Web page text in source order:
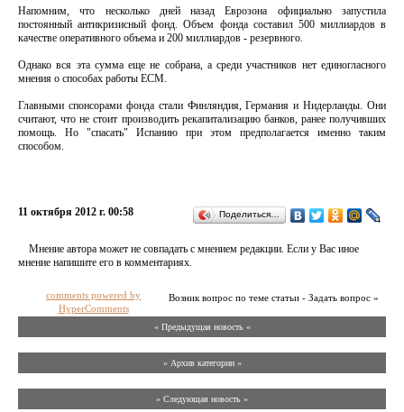
Напомним, что несколько дней назад Еврозона официально запустила
постоянный антикризисный фонд. Объем фонда составил 500 миллиардов в
качестве оперативного объема и 200 миллиардов - резервного.
Однако вся эта сумма еще не собрана, а среди участников нет единогласного
мнения о способах работы ЕСМ.
Главными спонсорами фонда стали Финляндия, Германия и Нидерланды. Они
считают, что не стоит производить рекапитализацию банков, ранее получивших
помощь. Но "спасать" Испанию при этом предполагается именно таким
способом.
11 октября 2012 г. 00:58 Поделиться…
Мнение автора может не совпадать с мнением редакции. Если у Вас иное
мнение напишите его в комментариях.
Возник вопрос по теме статьи - Задать вопрос »
comments powered by
HyperComments
« Предыдущая новость «
» Архив категории «
» Следующая новость »